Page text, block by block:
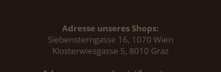
Adresse unseres Shops:
Siebensterngasse 16, 1070 Wien
Klosterwiesgasse 5, 8010 Graz